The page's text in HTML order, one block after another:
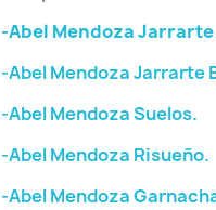
-Abel Mendoza Jarrarte
-Abel Mendoza Jarrarte
-Abel Mendoza Suelos.
-Abel Mendoza Risueño.
-Abel Mendoza